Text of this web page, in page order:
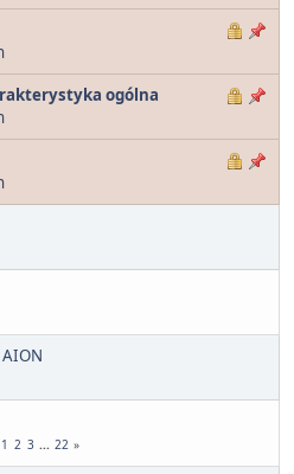
ogólna
1 2 3 ... 22